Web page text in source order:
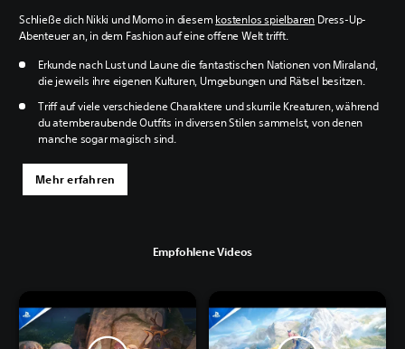
Schließe dich Nikki und Momo in diesem kostenlos spielbaren Dress-Up-
Abenteuer an, in dem Fashion auf eine offene Welt trifft.
Erkunde nach Lust und Laune die fantastischen Nationen von Miraland,
die jeweils ihre eigenen Kulturen, Umgebungen und Rätsel besitzen.
Triff auf viele verschiedene Charaktere und skurrile Kreaturen, während
du atemberaubende Outfits in diversen Stilen sammelst, von denen
manche sogar magisch sind.
Mehr erfahren
Empfohlene Videos